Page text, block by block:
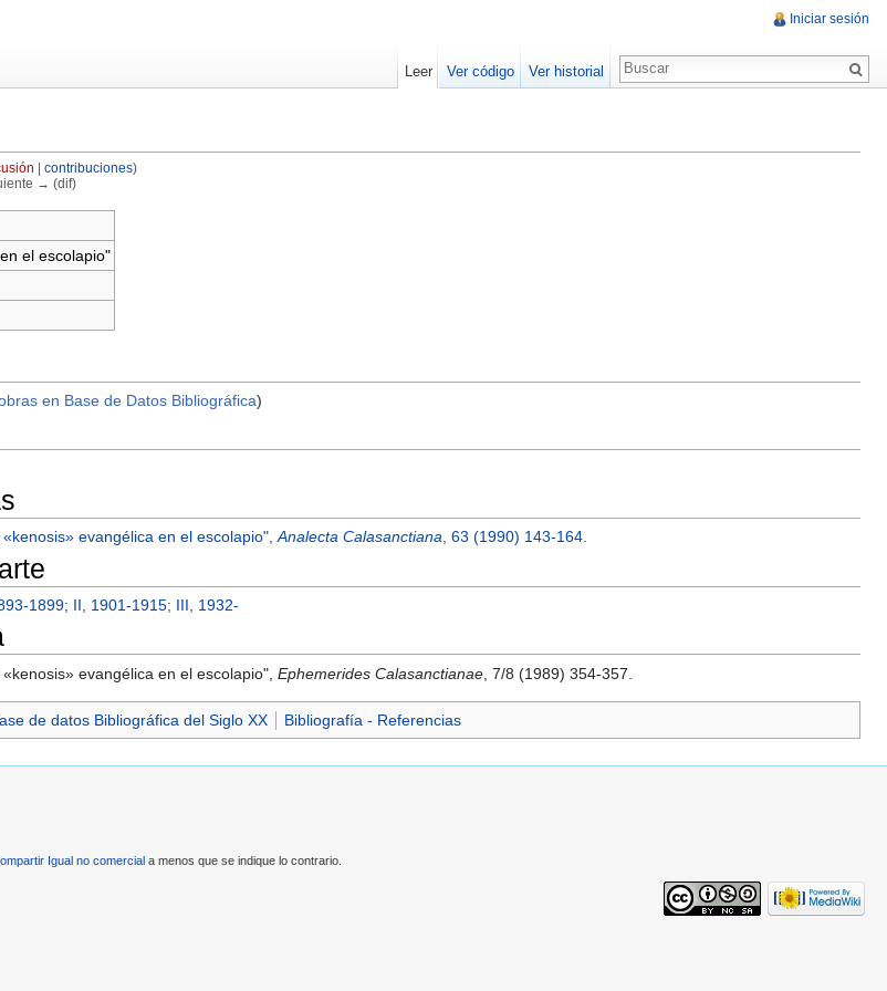
contribuciones)
→ (dif)
el escolapio"
en Base de Datos Bibliográfica)
evangélica en el escolapio",Analecta Calasanctiana, 63 (1990) 143-164.
1899; II, 1901-1915; III, 1932-
evangélica en el escolapio",Ephemerides Calasanctianae , 7/8 (1989) 354-357.
de datos Bibliográfica del Siglo XX Bibliografía - Referencias
Iniciar sesión
Leer Ver código Ver historial
Igual no comercial a menos que se indique lo contrario.